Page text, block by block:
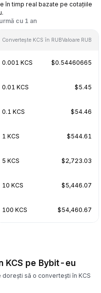
în timp real bazate pe cotațiile
cu 1 an
Convertește KCS în RUBValoare RUB
0.001 KCS $0.54460665
0.01 KCS $5.45
0.1 KCS $54.46
1 KCS $544.61
5 KCS $2,723.03
10 KCS $5,446.07
100 KCS $54,460.67
KCS pe Bybit-eu
să o convertești în KCS